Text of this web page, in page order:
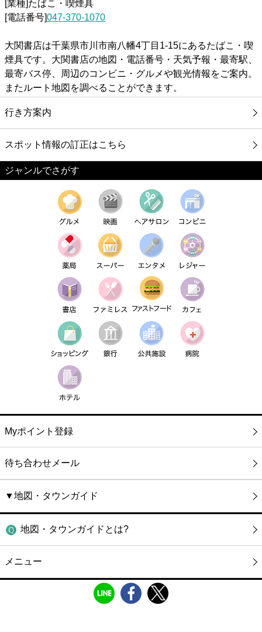
[業種]たばこ・喫煙具
[電話番号]047-370-1070
大関書店は千葉県市川市南八幡4丁目1-15にあるたばこ・喫
煙具です。大関書店の地図・電話番号・天気予報・最寄駅、
最寄バス停、周辺のコンビニ・グルメや観光情報をご案内。
またルート地図を調べることができます。
行き方案内
スポット情報の訂正はこちら
ジャンルでさがす
Myポイント登録
待ち合わせメール
▼地図・タウンガイド
地図・タウンガイドとは?
メニュー